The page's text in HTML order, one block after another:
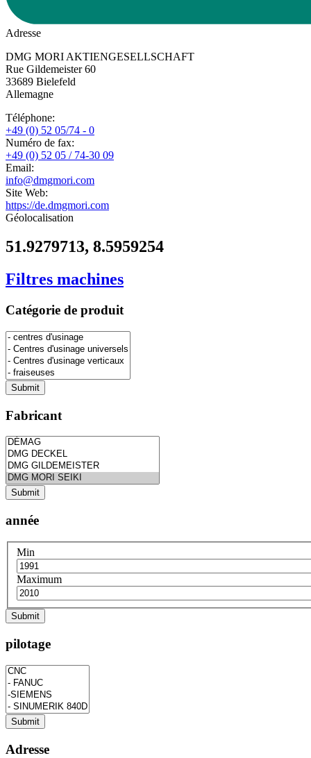
Adresse
DMG MORI AKTIENGESELLSCHAFT
Rue Gildemeister 60
33689 Bielefeld
Allemagne
Téléphone:
+49 (0) 52 05/74 - 0
Numéro de fax:
+49 (0) 52 05 / 74-30 09
Email:
info@dmgmori.com
Site Web:
https://de.dmgmori.com
Géolocalisation
51.9279713, 8.5959254
Filtres machines
Catégorie de produit
Fabricant
année
Min
Maximum
pilotage
Adresse